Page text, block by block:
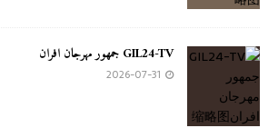
GIL24-TV جمهور مهرجان افران
2026-07-31